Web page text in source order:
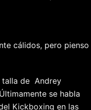
cálidos, pero pienso
talla de Andrey
se habla
Kickboxing en las